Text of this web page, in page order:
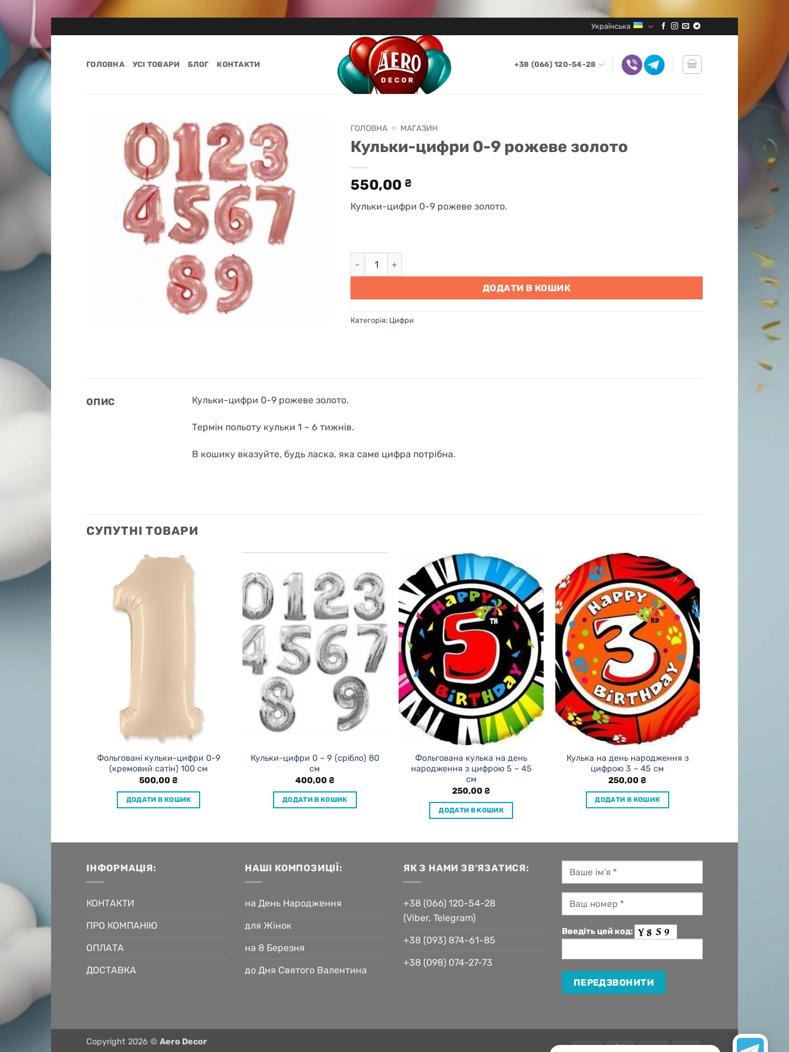
Українська
ГОЛОВНА УСІ ТОВАРИ БЛОГ КОНТАКТИ +38 (066) 120-54-28
ГОЛОВНА » МАГАЗИН
Кульки-цифри 0-9 рожеве золото
550,00 ₴
Кульки-цифри 0-9 рожеве золото.
Кульки-цифри 0-9 рожеве золото кількість
ДОДАТИ В КОШИК
Категорія: Цифри
ОПИС Кульки-цифри 0-9 рожеве золото.
Термін польоту кульки 1 – 6 тижнів.
В кошику вказуйте, будь ласка, яка саме цифра потрібна.
СУПУТНІ ТОВАРИ
Фольговані кульки-цифри 0-9
(кремовий сатін) 100 см
500,00₴
ДОДАТИ В КОШИК
Кульки-цифри 0 – 9 (срібло) 80
см
400,00 ₴
ДОДАТИ В КОШИК
Фольгована кулька на день
народження з цифрою 5 – 45
см
250,00₴
ДОДАТИ В КОШИК
Кулька на день народження з
цифрою 3 – 45 см
250,00₴
ДОДАТИ В КОШИК
ІНФОРМАЦІЯ:
КОНТАКТИ
ПРО КОМПАНІЮ
ОПЛАТА
ДОСТАВКА
НАШІ КОМПОЗИЦІЇ:
на День Народження
для Жінок
на 8 Березня
до Дня Святого Валентина
ЯК З НАМИ ЗВ’ЯЗАТИСЯ:
+38 (066) 120-54-28
(Viber, Telegram)
+38 (093) 874-61-85
+38 (098) 074-27-73
Введіть цей код:
Google
Copyright 2026 © Aero Decor